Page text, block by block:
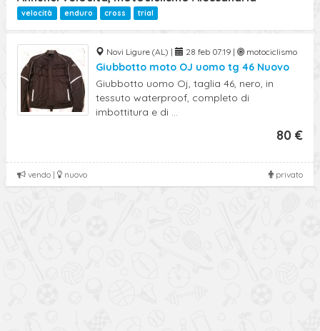
Ricerca Avanzata
velocità enduro cross trial
Novi Ligure (AL) | 28 feb 07:19 | motociclismo
Giubbotto moto OJ uomo tg 46 Nuovo
Giubbotto uomo Oj, taglia 46, nero, in
tessuto waterproof, completo di
imbottitura e di ...
80 €
privato
vendo | nuovo